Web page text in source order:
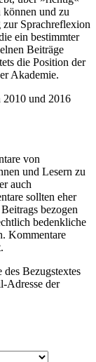
können und zu
Sprachreflexion
ein bestimmter
Beiträge
die Position der
Akademie.
2010 und 2016
von
und Lesern zu
auch
sollten eher
bezogen
bedenkliche
Kommentare
Bezugstextes
Adresse der